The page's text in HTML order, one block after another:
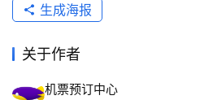
生成海报
关于作者
机票预订中心